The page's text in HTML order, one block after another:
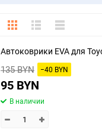
ПлиткаПодробноКомпактно
Автоковрики EVA для
135 BYN −40 BYN
95 BYN
В наличии